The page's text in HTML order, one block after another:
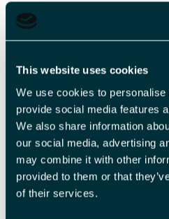
This website uses cookies
We use cookies to
provide social media features
We also share information
our social media, advertising
may combine it with other
provided to them or that
of their services.
Her håper vi på å få oppleve de
2
-